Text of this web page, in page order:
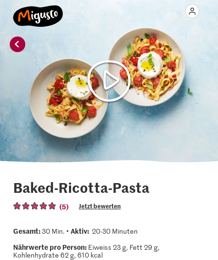
Baked-Ricotta-Pasta
(5) Jetzt bewerten
Gesamt:30 Min. • Aktiv:20-30 Minuten
Nährwerte pro Person:Eiweiss 23 g, Fett 29 g,
Kohlenhydrate 62 g, 610 kcal